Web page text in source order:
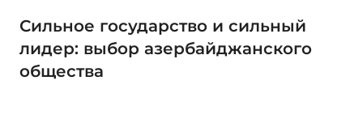
Сильное государство и сильный
лидер: выбор азербайджанского
общества